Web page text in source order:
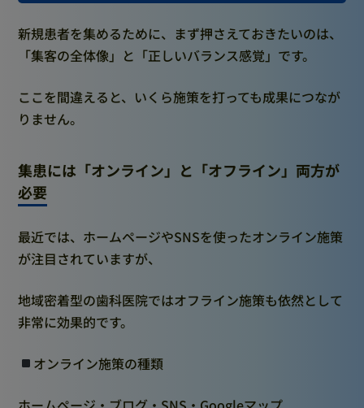
新規患者を集めるために、まず押さえておきたいのは、
「集客の全体像」と「正しいバランス感覚」です。
ここを間違えると、いくら施策を打っても成果につなが
りません。
集患には「オンライン」と「オフライン」両方が
必要
最近では、ホームページやSNSを使ったオンライン施策
が注目されていますが、
地域密着型の歯科医院ではオフライン施策も依然として
非常に効果的です。
オンライン施策の種類